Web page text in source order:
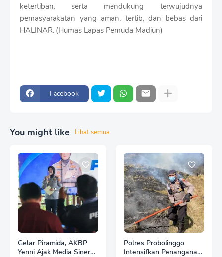
ketertiban, serta mendukung terwujudnya
pemasyarakatan yang aman, tertib, dan bebas dari
HALINAR. (Humas Lapas Pemuda Madiun)
Facebook
You might like Lihat semua
Gelar Piramida, AKBP
Yenni Ajak Media Sinergi
Polres Probolinggo
Intensifkan Penanganan